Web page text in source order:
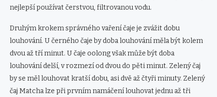
nejlepší používat čerstvou, filtrovanou vodu.
Druhým krokem správného vaření čaje je zvážit dobu
louhování. U černého čaje by doba louhování měla být kolem
dvou až tří minut. U čaje oolong však může být doba
louhování delší, v rozmezí od dvou do pěti minut. Zelený čaj
by se měl louhovat kratší dobu, asi dvě až čtyři minuty. Zelený
čaj Matcha lze při prvním namáčení louhovat jednu až tři